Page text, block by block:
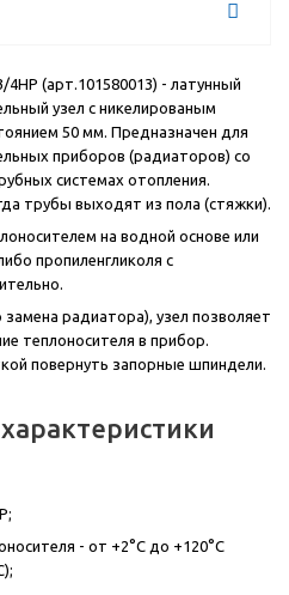
4НР (арт.101580013) - латунный
узел с никелированым
50 мм. Предназначен для
приборов (радиаторов) со
системах отопления.
трубы выходят из пола (стяжки).
на водной основе или
пропиленгликоля с
радиатора), узел позволяет
теплоносителя в прибор.
повернуть запорные шпиндели.
- от +2°C до +120°C